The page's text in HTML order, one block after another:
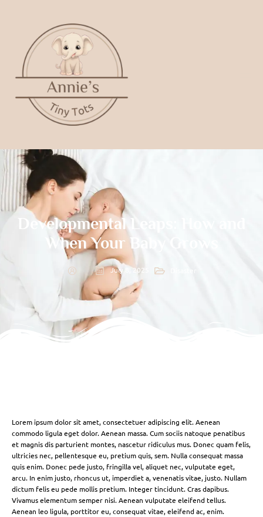
Developmental Leaps: How and
When Your Baby Grows
July 8, 2025
Lorem ipsum dolor sit amet, consectetuer adipiscing elit. Aenean
commodo ligula eget dolor. Aenean massa. Cum sociis natoque penatibus
et magnis dis parturient montes, nascetur ridiculus mus. Donec quam felis,
ultricies nec, pellentesque eu, pretium quis, sem. Nulla consequat massa
quis enim. Donec pede justo, fringilla vel, aliquet nec, vulputate eget,
arcu. In enim justo, rhoncus ut, imperdiet a, venenatis vitae, justo. Nullam
dictum felis eu pede mollis pretium. Integer tincidunt. Cras dapibus.
Vivamus elementum semper nisi. Aenean vulputate eleifend tellus.
Aenean leo ligula, porttitor eu, consequat vitae, eleifend ac, enim.